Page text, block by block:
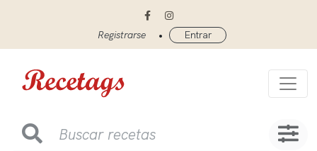
Registrarse • Entrar